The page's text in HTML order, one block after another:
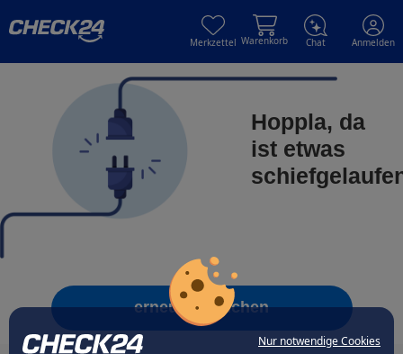
Nur notwendige Cookies
Merkzettel Warenkorb Chat Anmelden
Hoppla, da
ist etwas
erneut versuchen